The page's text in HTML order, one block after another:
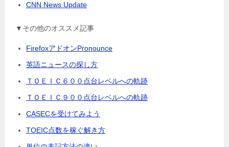
CNN News Update
▼その他のオススメ記事
FirefoxアドオンPronounce
英語ニュースの探し方
ＴＯＥＩＣ６００点台レベルへの軌跡
ＴＯＥＩＣ９００点台レベルへの軌跡
CASECを受けてみよう
TOEIC点数を稼ぐ解き方